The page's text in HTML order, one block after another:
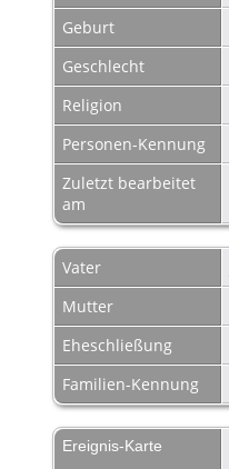
Geburt
Geschlecht
Religion
Personen-Kennung
Zuletzt bearbeitet
am
Vater
Mutter
Eheschließung
Familien-Kennung
Ereignis-Karte